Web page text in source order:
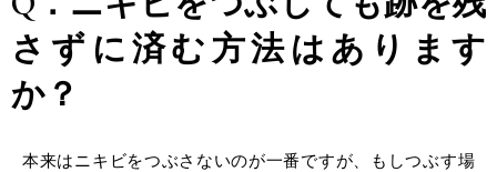
さずに済む方法はあります
か？
本来はニキビをつぶさないのが一番ですが、もしつぶす場